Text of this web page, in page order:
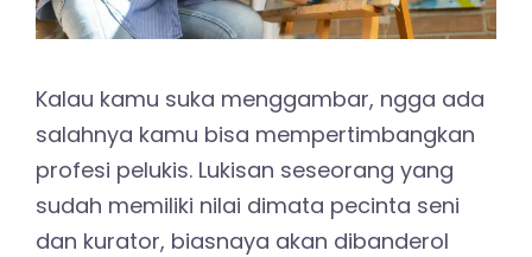
Kalau kamu suka menggambar, ngga ada
salahnya kamu bisa mempertimbangkan
profesi pelukis. Lukisan seseorang yang
sudah memiliki nilai dimata pecinta seni
dan kurator, biasnaya akan dibanderol